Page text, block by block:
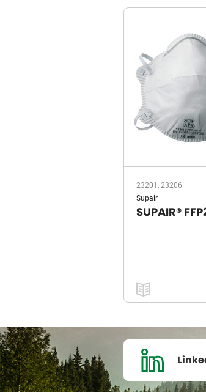
23201, 23206
Supair
SUPAIR®